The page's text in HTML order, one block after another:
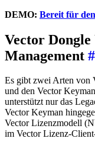
DEMO: Bereit für
Vector
Management #
Es gibt zwei Arten von
und den Vector
unterstützt nur das
Vector Keyman
Vector Lizenzmodell
im Vector Lizenz-